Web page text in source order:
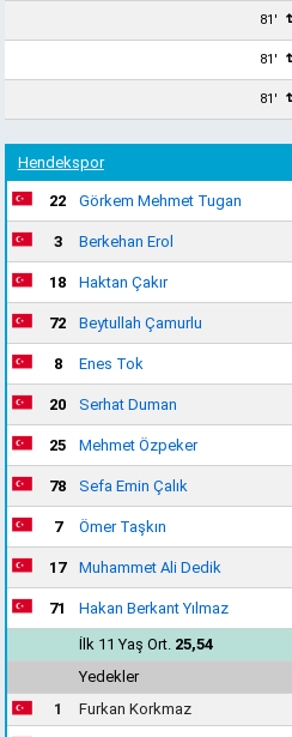
81'
81'
81'
Hendekspor
22 Görkem Mehmet Tugan
3 Berkehan Erol
18 Haktan Çakır
72 Beytullah Çamurlu
8 Enes Tok
20 Serhat Duman
25 Mehmet Özpeker
78 Sefa Emin Çalık
7 Ömer Taşkın
17 Muhammet Ali Dedik
71
Hakan Berkant Yılmaz
İlk 11 Yaş Ort. 25,54
Yedekler
1
Furkan Korkmaz